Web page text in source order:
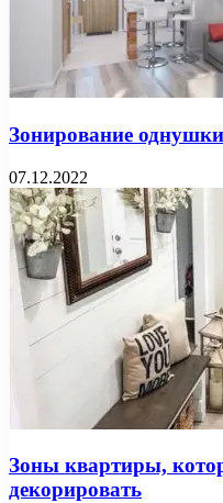
Зонирование
07.12.2022
Зоны квартиры,
декорировать